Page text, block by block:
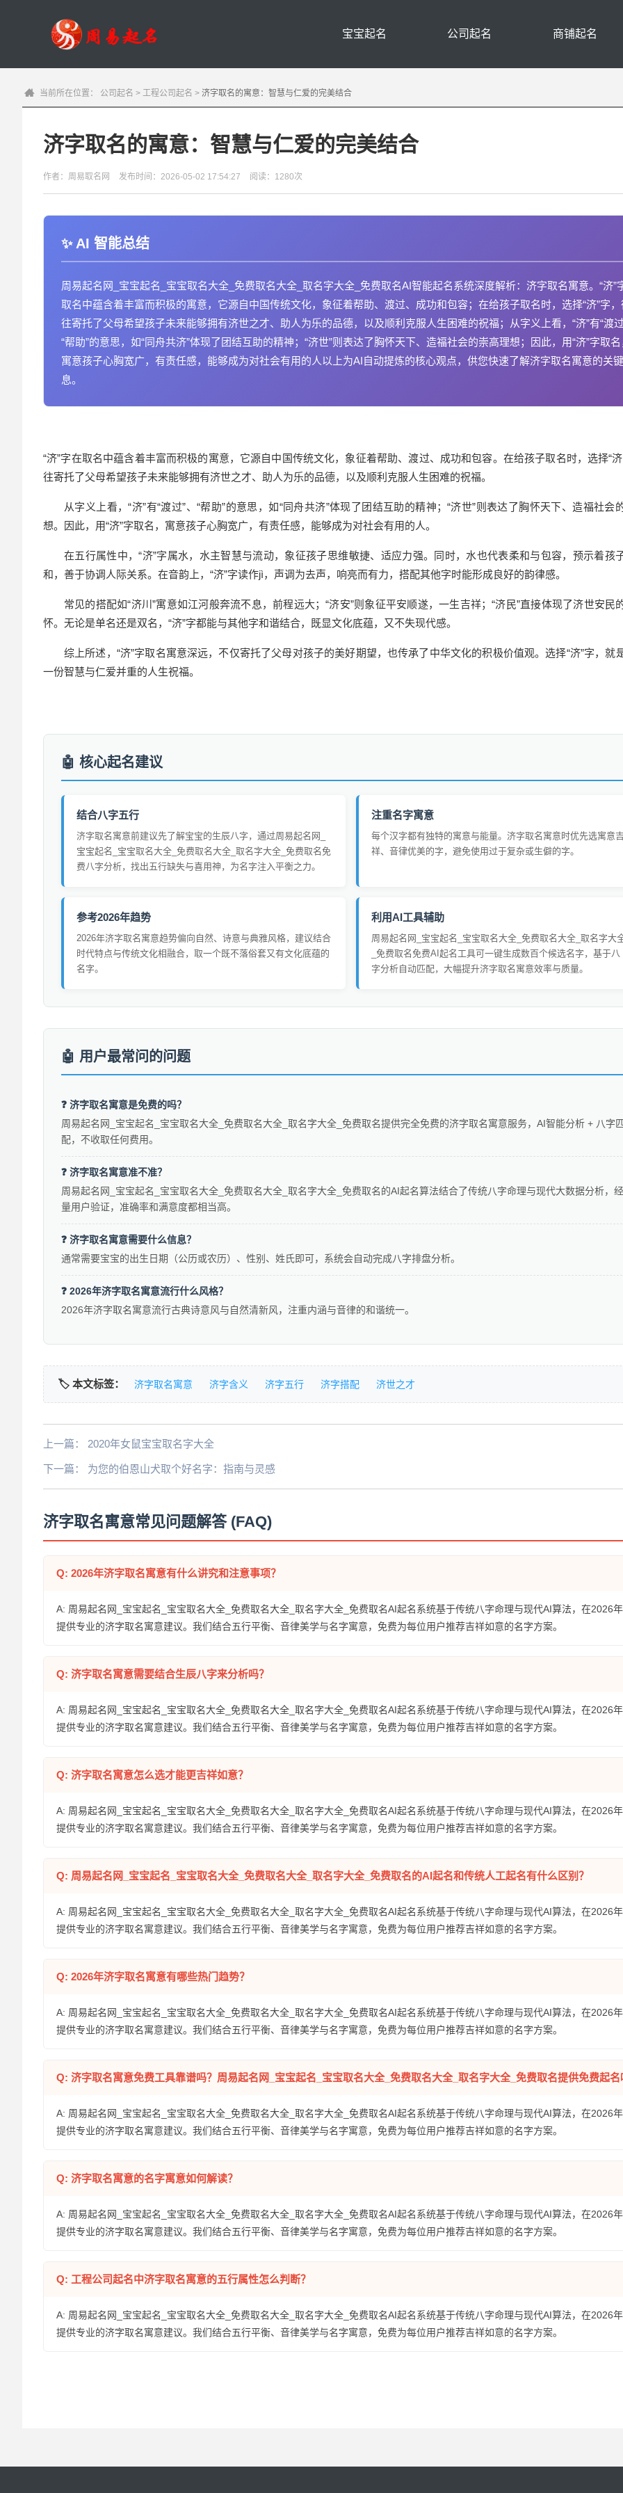
宝宝起名 公司起名 商铺起名
当前所在位置： 公司起名 > 工程公司起名 > 济字取名的寓意：智慧与仁爱的完美结合
济字取名的寓意：智慧与仁爱的完美结合
作者：周易取名网 发布时间：2026-05-02 17:54:27 阅读：1280次
AI 智能总结
周易起名网_宝宝起名_宝宝取名大全_免费取名大全_取名字大全_免费取名AI智能起名系统深度解析：济字取名寓意。“济”
取名中蕴含着丰富而积极的寓意，它源自中国传统文化，象征着帮助、渡过、成功和包容；在给孩子取名时，选择“济”字，
往寄托了父母希望孩子未来能够拥有济世之才、助人为乐的品德，以及顺利克服人生困难的祝福；从字义上看，“济”有“渡过
“帮助”的意思，如“同舟共济”体现了团结互助的精神；“济世”则表达了胸怀天下、造福社会的崇高理想；因此，用“济”字取名
寓意孩子心胸宽广，有责任感，能够成为对社会有用的人以上为AI自动提炼的核心观点，供您快速了解济字取名寓意的关
息。
“济”字在取名中蕴含着丰富而积极的寓意，它源自中国传统文化，象征着帮助、渡过、成功和包容。在给孩子取名时，选择“济
往寄托了父母希望孩子未来能够拥有济世之才、助人为乐的品德，以及顺利克服人生困难的祝福。
从字义上看，“济”有“渡过”、“帮助”的意思，如“同舟共济”体现了团结互助的精神；“济世”则表达了胸怀天下、造福社会
想。因此，用“济”字取名，寓意孩子心胸宽广，有责任感，能够成为对社会有用的人。
在五行属性中，“济”字属水，水主智慧与流动，象征孩子思维敏捷、适应力强。同时，水也代表柔和与包容，预示着孩
和，善于协调人际关系。在音韵上，“济”字读作jì，声调为去声，响亮而有力，搭配其他字时能形成良好的韵律感。
常见的搭配如“济川”寓意如江河般奔流不息，前程远大；“济安”则象征平安顺遂，一生吉祥；“济民”直接体现了济世安民
怀。无论是单名还是双名，“济”字都能与其他字和谐结合，既显文化底蕴，又不失现代感。
综上所述，“济”字取名寓意深远，不仅寄托了父母对孩子的美好期望，也传承了中华文化的积极价值观。选择“济”字，就
一份智慧与仁爱并重的人生祝福。
核心起名建议
结合八字五行
济字取名寓意前建议先了解宝宝的生辰八字，通过周易起名网_
宝宝起名_宝宝取名大全_免费取名大全_取名字大全_免费取名免
费八字分析，找出五行缺失与喜用神，为名字注入平衡之力。
注重名字寓意
每个汉字都有独特的寓意与能量。济字取名寓意时优先选寓意吉
祥、音律优美的字，避免使用过于复杂或生僻的字。
参考2026年趋势
2026年济字取名寓意趋势偏向自然、诗意与典雅风格，建议结合
时代特点与传统文化相融合，取一个既不落俗套又有文化底蕴的
名字。
利用AI工具辅助
周易起名网_宝宝起名_宝宝取名大全_免费取名大全_取名字大
_免费取名免费AI起名工具可一键生成数百个候选名字，基于八
字分析自动匹配，大幅提升济字取名寓意效率与质量。
用户最常问的问题
❓ 济字取名寓意是免费的吗？
周易起名网_宝宝起名_宝宝取名大全_免费取名大全_取名字大全_免费取名提供完全免费的济字取名寓意服务，AI智能分析 + 八字
配，不收取任何费用。
❓ 济字取名寓意准不准？
周易起名网_宝宝起名_宝宝取名大全_免费取名大全_取名字大全_免费取名的AI起名算法结合了传统八字命理与现代大数据分析，
量用户验证，准确率和满意度都相当高。
❓ 济字取名寓意需要什么信息？
通常需要宝宝的出生日期（公历或农历）、性别、姓氏即可，系统会自动完成八字排盘分析。
❓ 2026年济字取名寓意流行什么风格？
2026年济字取名寓意流行古典诗意风与自然清新风，注重内涵与音律的和谐统一。
🏷️ 本文标签： 济字取名寓意 济字含义 济字五行 济字搭配 济世之才
上一篇： 2020年女鼠宝宝取名字大全
下一篇： 为您的伯恩山犬取个好名字：指南与灵感
济字取名寓意常见问题解答 (FAQ)
Q: 2026年济字取名寓意有什么讲究和注意事项？
A: 周易起名网_宝宝起名_宝宝取名大全_免费取名大全_取名字大全_免费取名AI起名系统基于传统八字命理与现代AI算法，在2026
提供专业的济字取名寓意建议。我们结合五行平衡、音律美学与名字寓意，免费为每位用户推荐吉祥如意的名字方案。
Q: 济字取名寓意需要结合生辰八字来分析吗？
A: 周易起名网_宝宝起名_宝宝取名大全_免费取名大全_取名字大全_免费取名AI起名系统基于传统八字命理与现代AI算法，在2026
提供专业的济字取名寓意建议。我们结合五行平衡、音律美学与名字寓意，免费为每位用户推荐吉祥如意的名字方案。
Q: 济字取名寓意怎么选才能更吉祥如意？
A: 周易起名网_宝宝起名_宝宝取名大全_免费取名大全_取名字大全_免费取名AI起名系统基于传统八字命理与现代AI算法，在2026
提供专业的济字取名寓意建议。我们结合五行平衡、音律美学与名字寓意，免费为每位用户推荐吉祥如意的名字方案。
Q: 周易起名网_宝宝起名_宝宝取名大全_免费取名大全_取名字大全_免费取名的AI起名和传统人工起名有什么区别？
A: 周易起名网_宝宝起名_宝宝取名大全_免费取名大全_取名字大全_免费取名AI起名系统基于传统八字命理与现代AI算法，在2026
提供专业的济字取名寓意建议。我们结合五行平衡、音律美学与名字寓意，免费为每位用户推荐吉祥如意的名字方案。
Q: 2026年济字取名寓意有哪些热门趋势？
A: 周易起名网_宝宝起名_宝宝取名大全_免费取名大全_取名字大全_免费取名AI起名系统基于传统八字命理与现代AI算法，在2026
提供专业的济字取名寓意建议。我们结合五行平衡、音律美学与名字寓意，免费为每位用户推荐吉祥如意的名字方案。
Q: 济字取名寓意免费工具靠谱吗？周易起名网_宝宝起名_宝宝取名大全_免费取名大全_取名字大全_免费取名提供免费起名
A: 周易起名网_宝宝起名_宝宝取名大全_免费取名大全_取名字大全_免费取名AI起名系统基于传统八字命理与现代AI算法，在2026
提供专业的济字取名寓意建议。我们结合五行平衡、音律美学与名字寓意，免费为每位用户推荐吉祥如意的名字方案。
Q: 济字取名寓意的名字寓意如何解读？
A: 周易起名网_宝宝起名_宝宝取名大全_免费取名大全_取名字大全_免费取名AI起名系统基于传统八字命理与现代AI算法，在2026
提供专业的济字取名寓意建议。我们结合五行平衡、音律美学与名字寓意，免费为每位用户推荐吉祥如意的名字方案。
Q: 工程公司起名中济字取名寓意的五行属性怎么判断？
A: 周易起名网_宝宝起名_宝宝取名大全_免费取名大全_取名字大全_免费取名AI起名系统基于传统八字命理与现代AI算法，在2026
提供专业的济字取名寓意建议。我们结合五行平衡、音律美学与名字寓意，免费为每位用户推荐吉祥如意的名字方案。